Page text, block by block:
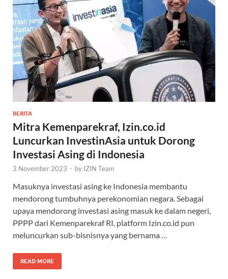
BERITA
Mitra Kemenparekraf, Izin.co.id
Luncurkan InvestinAsia untuk Dorong
Investasi Asing di Indonesia
3 November 2023 - by IZIN Team
Masuknya investasi asing ke Indonesia membantu
mendorong tumbuhnya perekonomian negara. Sebagai
upaya mendorong investasi asing masuk ke dalam negeri,
PPPP dari Kemenparekraf RI, platform Izin.co.id pun
meluncurkan sub-bisnisnya yang bernama …
READ MORE